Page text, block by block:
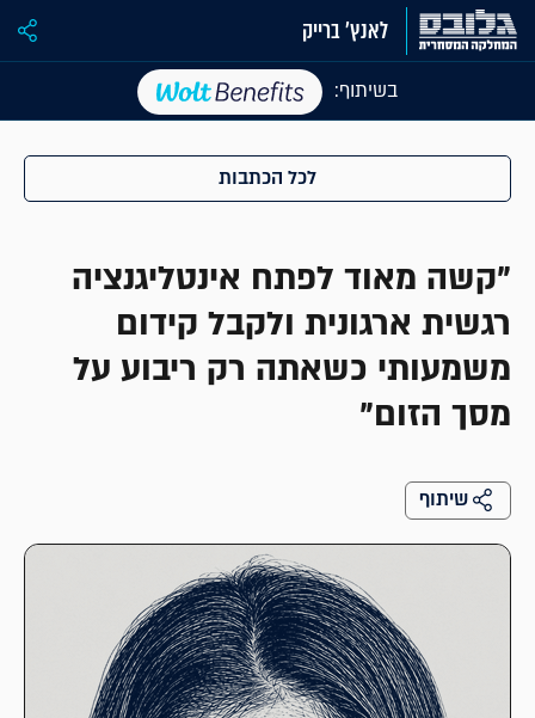
לאנץ' ברייק
בשיתוף:
לכל הכתבות
"קשה מאוד לפתח אינטליגנציה
רגשית ארגונית ולקבל קידום
משמעותי כשאתה רק ריבוע על
מסך הזום"
שיתוף